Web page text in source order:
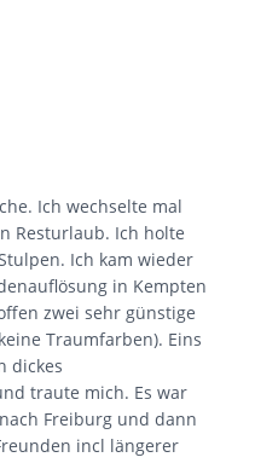
Ich wechselte mal
Resturlaub. Ich holte
Ich kam wieder
in Kempten
zwei sehr günstige
Traumfarben). Eins
dickes
traute mich. Es war
Freiburg und dann
incl längerer